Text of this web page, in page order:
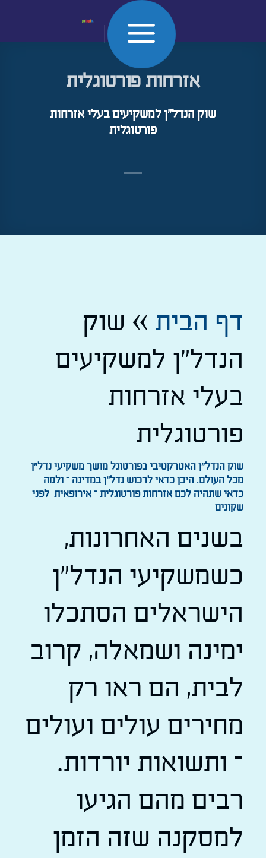
contentאזרחות פורטוגלית
שוק הנדל"ן למשקיעים בעלי אזרחות
פורטוגלית
דף הבית » שוק
הנדל"ן למשקיעים
בעלי אזרחות
פורטוגלית
שוק הנדל"ן האטרקטיבי בפורטוגל מושך משקיעי נדל"ן
מכל העולם. היכן כדאי לרכוש נדל"ן במדינה – ולמה
כדאי שתהיה לכם אזרחות פורטוגלית – אירופאית לפני
שקונים
בשנים האחרונות,
כשמשקיעי הנדל"ן
הישראלים הסתכלו
ימינה ושמאלה, קרוב
לבית, הם ראו רק
מחירים עולים ועולים
– ותשואות יורדות.
רבים מהם הגיעו
למסקנה שזה הזמן